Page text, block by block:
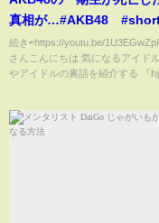
真相が…#AKB48
続き⇨https://youtu.be/
さんこんにちは 気になるアイド
やアイドルの裏話を紹介する 『